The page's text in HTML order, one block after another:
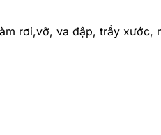
rơi,vỡ, va đập, trầy xước,